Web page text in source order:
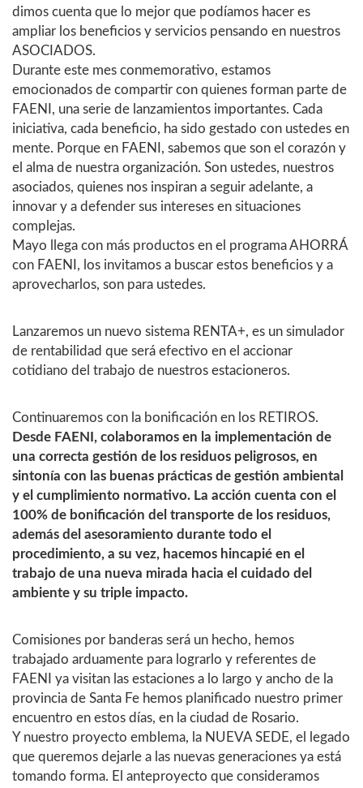
dimos cuenta que lo mejor que podíamos hacer es
ampliar los beneficios y servicios pensando en nuestros
ASOCIADOS.
Durante este mes conmemorativo, estamos
emocionados de compartir con quienes forman parte de
FAENI, una serie de lanzamientos importantes. Cada
iniciativa, cada beneficio, ha sido gestado con ustedes en
mente. Porque en FAENI, sabemos que son el corazón y
el alma de nuestra organización. Son ustedes, nuestros
asociados, quienes nos inspiran a seguir adelante, a
innovar y a defender sus intereses en situaciones
complejas.
Mayo llega con más productos en el programa AHORRÁ
con FAENI, los invitamos a buscar estos beneficios y a
aprovecharlos, son para ustedes.
Lanzaremos un nuevo sistema RENTA+, es un simulador
de rentabilidad que será efectivo en el accionar
cotidiano del trabajo de nuestros estacioneros.
Continuaremos con la bonificación en los RETIROS.
Desde FAENI, colaboramos en la implementación de
una correcta gestión de los residuos peligrosos, en
sintonía con las buenas prácticas de gestión ambiental
y el cumplimiento normativo. La acción cuenta con el
100% de bonificación del transporte de los residuos,
además del asesoramiento durante todo el
procedimiento, a su vez, hacemos hincapié en el
trabajo de una nueva mirada hacia el cuidado del
ambiente y su triple impacto.
Comisiones por banderas será un hecho, hemos
trabajado arduamente para lograrlo y referentes de
FAENI ya visitan las estaciones a lo largo y ancho de la
provincia de Santa Fe hemos planificado nuestro primer
encuentro en estos días, en la ciudad de Rosario.
Y nuestro proyecto emblema, la NUEVA SEDE, el legado
que queremos dejarle a las nuevas generaciones ya está
tomando forma. El anteproyecto que consideramos